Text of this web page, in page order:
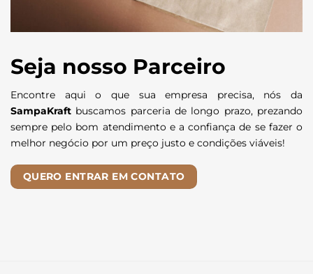
Seja nosso Parceiro
Encontre aqui o que sua empresa precisa, nós da
SampaKraft buscamos parceria de longo prazo, prezando
sempre pelo bom atendimento e a confiança de se fazer o
melhor negócio por um preço justo e condições viáveis!
QUERO ENTRAR EM CONTATO